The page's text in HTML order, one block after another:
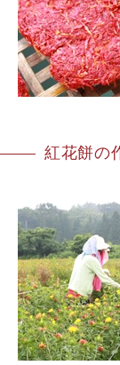
紅花餅の